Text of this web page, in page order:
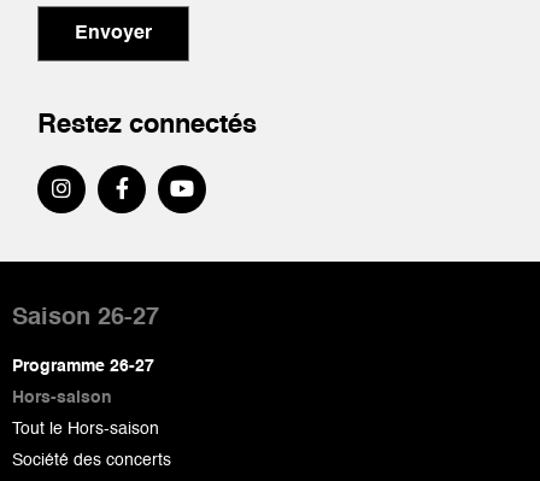
Envoyer
Restez connectés
de
page
Saison 26-27
Programme 26-27
Hors-saison
Tout le Hors-saison
Société des concerts